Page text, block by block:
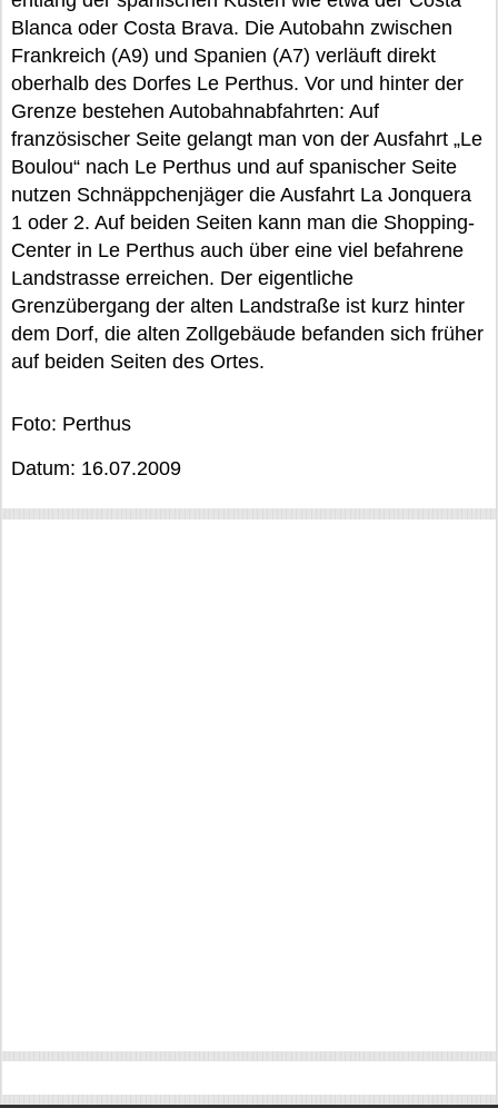
Blanca oder Costa Brava. Die Autobahn zwischen
Frankreich (A9) und Spanien (A7) verläuft direkt
oberhalb des Dorfes Le Perthus. Vor und hinter der
Grenze bestehen Autobahnabfahrten: Auf
französischer Seite gelangt man von der Ausfahrt „Le
Boulou“ nach Le Perthus und auf spanischer Seite
nutzen Schnäppchenjäger die Ausfahrt La Jonquera
1 oder 2. Auf beiden Seiten kann man die Shopping-
Center in Le Perthus auch über eine viel befahrene
Landstrasse erreichen. Der eigentliche
Grenzübergang der alten Landstraße ist kurz hinter
dem Dorf, die alten Zollgebäude befanden sich früher
auf beiden Seiten des Ortes.
Foto: Perthus
Datum: 16.07.2009